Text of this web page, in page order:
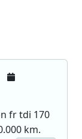
fr tdi 170
km.